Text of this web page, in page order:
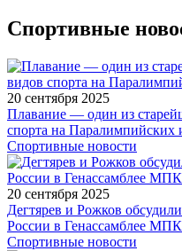
Спортивные
20 сентября 2025
Плавание — один из
спорта на Паралимпийских
Спортивные новости
20 сентября 2025
Дегтярев и Рожков
России в Генассамблее МПК
Спортивные новости